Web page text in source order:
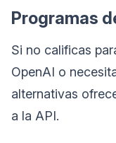
Programas
Si no calificas
OpenAI o
alternativas
a la API.